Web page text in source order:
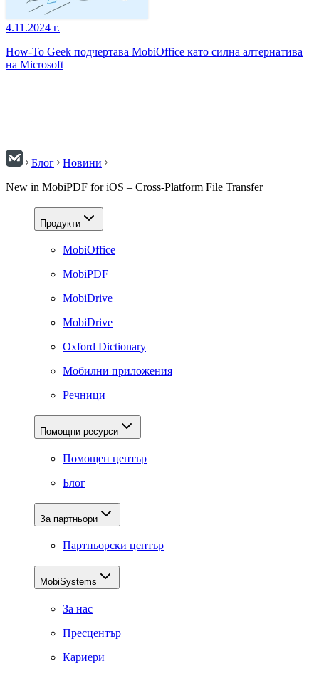
4.11.2024 г.
How-To Geek подчертава MobiOffice като силна алтернатива
на Microsoft
Блог
Новини
New in MobiPDF for iOS – Cross-Platform File Transfer
Продукти
MobiOffice
MobiPDF
MobiDrive
MobiDrive
Oxford Dictionary
Мобилни приложения
Речници
Помощни ресурси
Помощен център
Блог
За партньори
Партньорски център
MobiSystems
За нас
Пресцентър
Кариери